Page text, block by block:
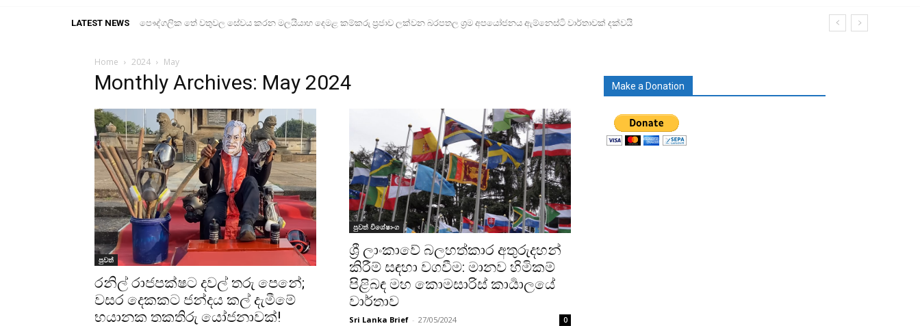
LATEST NEWS පෞද්ගලික තේ වතුවල සේවය කරන මලයියාහ දෙමළ කම්කරු ප්‍රජාව ලක්වන බරපතල ශ්‍රම අපයෝජනය ඇම්නෙස්ටි වාර්තාවක් දක්වයි
Home 2024 May
Monthly Archives: May 2024
පුවත්
රනිල් රාජපක්ෂට දවල් තරු පෙනේ;
වසර දෙකකට ජන්දය කල් දැමීමේ
භයානක තකතිරු යෝජනාවක්!
පුවත් විශේෂාංග
ශ්‍රී ලාංකාවේ බලහත්කාර අතුරුදහන්
කිරීම් සඳහා වගවීම: මානව හිමිකම්
පිළිබඳ මහ කොමසාරිස් කාර්‍යාලයේ
වාර්තාව
Sri Lanka Brief - 27/05/2024 0
Make a Donation